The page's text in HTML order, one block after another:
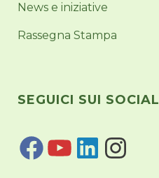
News e iniziative
Rassegna Stampa
SEGUICI SUI SOCIAL